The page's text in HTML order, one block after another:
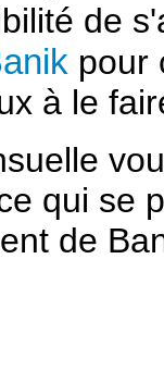
de
pour
à le
qui se
de